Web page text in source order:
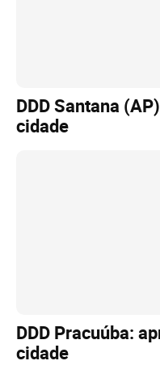
DDD Santana
cidade
DDD Pracuúba:
cidade